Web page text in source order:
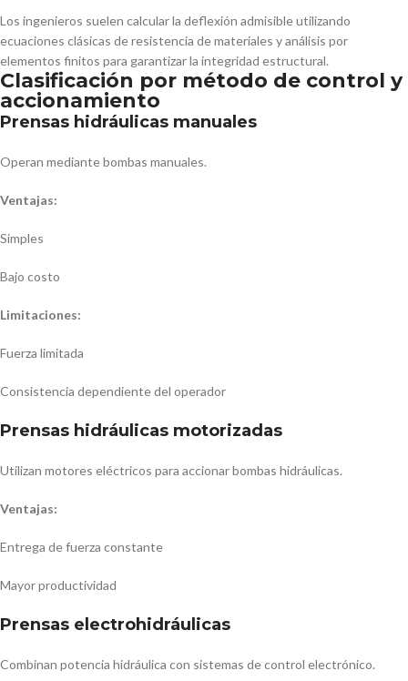
Los ingenieros suelen calcular la deflexión admisible utilizando
ecuaciones clásicas de resistencia de materiales y análisis por
elementos finitos para garantizar la integridad estructural.
Clasificación por método de control y
accionamiento
Prensas hidráulicas manuales
Operan mediante bombas manuales.
Ventajas:
Simples
Bajo costo
Limitaciones:
Fuerza limitada
Consistencia dependiente del operador
Prensas hidráulicas motorizadas
Utilizan motores eléctricos para accionar bombas hidráulicas.
Ventajas:
Entrega de fuerza constante
Mayor productividad
Prensas electrohidráulicas
Combinan potencia hidráulica con sistemas de control electrónico.